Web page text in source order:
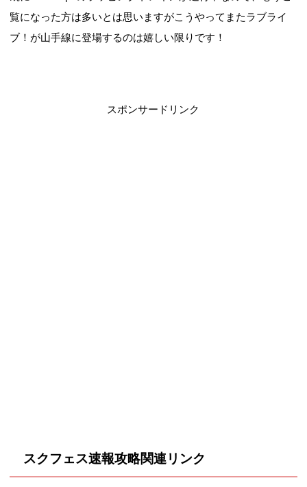
覧になった方は多いとは思いますがこうやってまたラブライ
ブ！が山手線に登場するのは嬉しい限りです！
スポンサードリンク
スクフェス速報攻略関連リンク